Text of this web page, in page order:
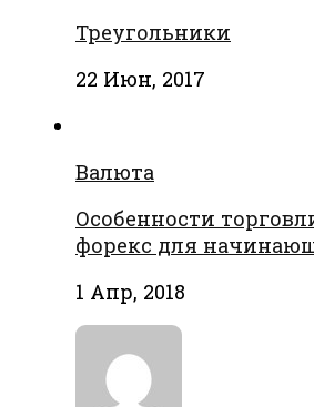
Треугольники
22 Июн, 2017
Валюта
Особенности
форекс для
1 Апр, 2018